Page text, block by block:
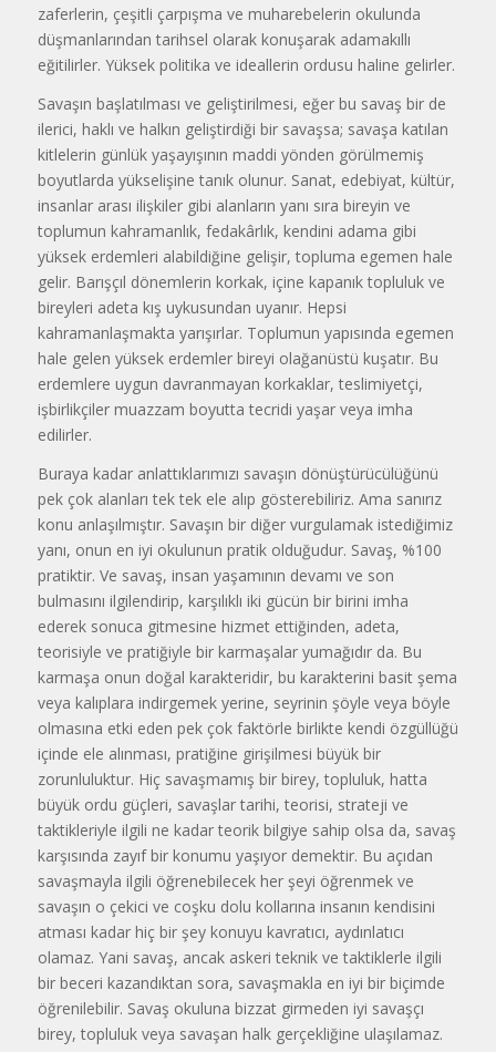
zaferlerin, çeşitli çarpışma ve muharebelerin okulunda
düşmanlarından tarihsel olarak konuşarak adamakıllı
eğitilirler. Yüksek politika ve ideallerin ordusu haline gelirler.
Savaşın başlatılması ve geliştirilmesi, eğer bu savaş bir de
ilerici, haklı ve halkın geliştirdiği bir savaşsa; savaşa katılan
kitlelerin günlük yaşayışının maddi yönden görülmemiş
boyutlarda yükselişine tanık olunur. Sanat, edebiyat, kültür,
insanlar arası ilişkiler gibi alanların yanı sıra bireyin ve
toplumun kahramanlık, fedakârlık, kendini adama gibi
yüksek erdemleri alabildiğine gelişir, topluma egemen hale
gelir. Barışçıl dönemlerin korkak, içine kapanık topluluk ve
bireyleri adeta kış uykusundan uyanır. Hepsi
kahramanlaşmakta yarışırlar. Toplumun yapısında egemen
hale gelen yüksek erdemler bireyi olağanüstü kuşatır. Bu
erdemlere uygun davranmayan korkaklar, teslimiyetçi,
işbirlikçiler muazzam boyutta tecridi yaşar veya imha
edilirler.
Buraya kadar anlattıklarımızı savaşın dönüştürücülüğünü
pek çok alanları tek tek ele alıp gösterebiliriz. Ama sanırız
konu anlaşılmıştır. Savaşın bir diğer vurgulamak istediğimiz
yanı, onun en iyi okulunun pratik olduğudur. Savaş, %100
pratiktir. Ve savaş, insan yaşamının devamı ve son
bulmasını ilgilendirip, karşılıklı iki gücün bir birini imha
ederek sonuca gitmesine hizmet ettiğinden, adeta,
teorisiyle ve pratiğiyle bir karmaşalar yumağıdır da. Bu
karmaşa onun doğal karakteridir, bu karakterini basit şema
veya kalıplara indirgemek yerine, seyrinin şöyle veya böyle
olmasına etki eden pek çok faktörle birlikte kendi özgüllüğü
içinde ele alınması, pratiğine girişilmesi büyük bir
zorunluluktur. Hiç savaşmamış bir birey, topluluk, hatta
büyük ordu güçleri, savaşlar tarihi, teorisi, strateji ve
taktikleriyle ilgili ne kadar teorik bilgiye sahip olsa da, savaş
karşısında zayıf bir konumu yaşıyor demektir. Bu açıdan
savaşmayla ilgili öğrenebilecek her şeyi öğrenmek ve
savaşın o çekici ve coşku dolu kollarına insanın kendisini
atması kadar hiç bir şey konuyu kavratıcı, aydınlatıcı
olamaz. Yani savaş, ancak askeri teknik ve taktiklerle ilgili
bir beceri kazandıktan sora, savaşmakla en iyi bir biçimde
öğrenilebilir. Savaş okuluna bizzat girmeden iyi savaşçı
birey, topluluk veya savaşan halk gerçekliğine ulaşılamaz.